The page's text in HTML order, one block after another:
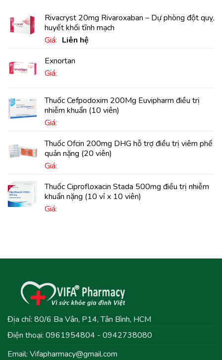
Rivacryst 20mg Rivaroxaban – Dự phòng đột quỵ,
huyết khối tĩnh mạch
Giá: Liên hệ
Exnortan
Giá:
Thuốc Cefpodoxim 200Mg Euvipharm điều trị
nhiễm khuẩn (10 viên)
Giá:
Thuốc Ofcin 200mg DHG hỗ trợ điều trị viêm phế
quản nặng (20 viên)
Giá:
Thuốc Ciprofloxacin Stada 500mg điều trị nhiễm
khuẩn nặng (10 vỉ x 10 viên)
Giá:
Địa chỉ: 80/6 Ba Vân, P14, Tân Bình, HCM
Điện thoại: 0961954804 - 0942738080
Email: Vifapharmacy@gmail.com